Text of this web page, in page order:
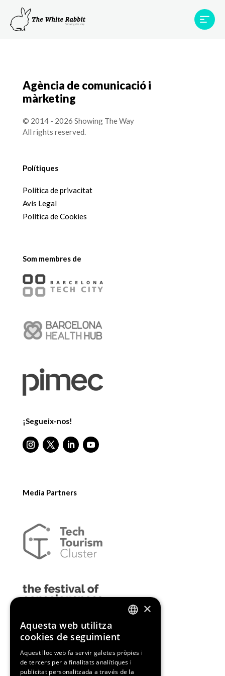
Projectes
Agència de comunicació i
màrketing
© 2014 - 2026 Showing The Way
All rights reserved.
Polítiques
Política de privacitat
Avís Legal
Política de Cookies
Som membres de
¡Segueix-nos!
Media Partners
CATALAN
×
Aquesta web utilitza
cookies de seguimient
Aquest lloc web fa servir galetes pròpies i
de tercers per a finalitats analítiques i
publicitat personalitzada a través de la